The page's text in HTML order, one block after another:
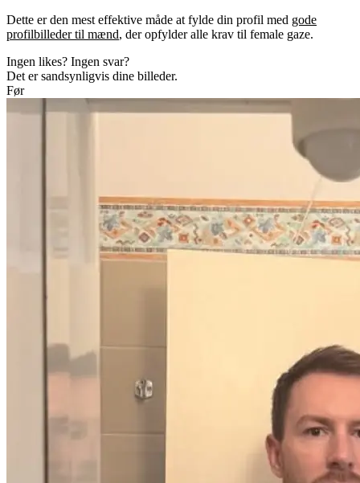
Dette er den mest effektive måde at fylde din profil med gode
profilbilleder til mænd, der opfylder alle krav til female gaze.
Ingen likes? Ingen svar?
Det er sandsynligvis dine billeder.
Før